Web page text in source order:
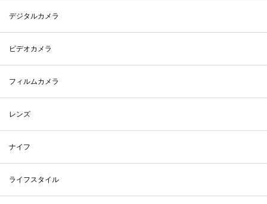
デジタルカメラ
ビデオカメラ
フィルムカメラ
レンズ
ナイフ
ライフスタイル